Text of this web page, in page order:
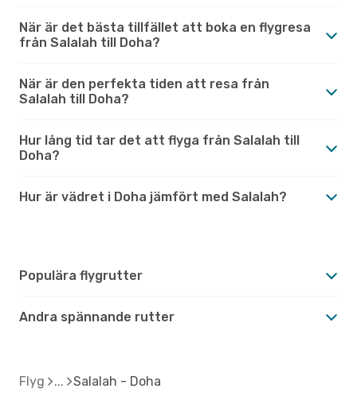
När är det bästa tillfället att boka en flygresa
från Salalah till Doha?
När är den perfekta tiden att resa från
Salalah till Doha?
Hur lång tid tar det att flyga från Salalah till
Doha?
Hur är vädret i Doha jämfört med Salalah?
Populära flygrutter
Andra spännande rutter
Flyg Salalah - Doha